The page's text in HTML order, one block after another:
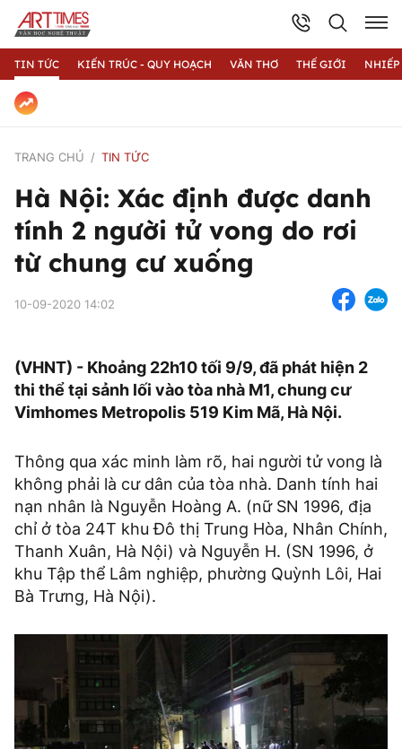
TIN TỨC KIẾN TRÚC - QUY HOẠCH VĂN THƠ THẾ GIỚI
TRANG CHỦ TIN TỨC
Hà Nội: Xác định được danh
tính 2 người tử vong do rơi
từ chung cư xuống
10-09-2020 14:02
(VHNT) - Khoảng 22h10 tối 9/9, đã phát hiện 2
thi thể tại sảnh lối vào tòa nhà M1, chung cư
Vimhomes Metropolis 519 Kim Mã, Hà Nội.
Thông qua xác minh làm rõ, hai người tử vong là
không phải là cư dân của tòa nhà. Danh tính hai
nạn nhân là Nguyễn Hoàng A. (nữ SN 1996, địa
chỉ ở tòa 24T khu Đô thị Trung Hòa, Nhân Chính,
Thanh Xuân, Hà Nội) và Nguyễn H. (SN 1996, ở
khu Tập thể Lâm nghiệp, phường Quỳnh Lôi, Hai
Bà Trưng, Hà Nội).